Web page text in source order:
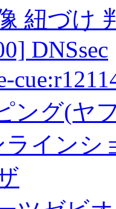
紐づけ
DNSsec
ング(ヤ
ラインシ